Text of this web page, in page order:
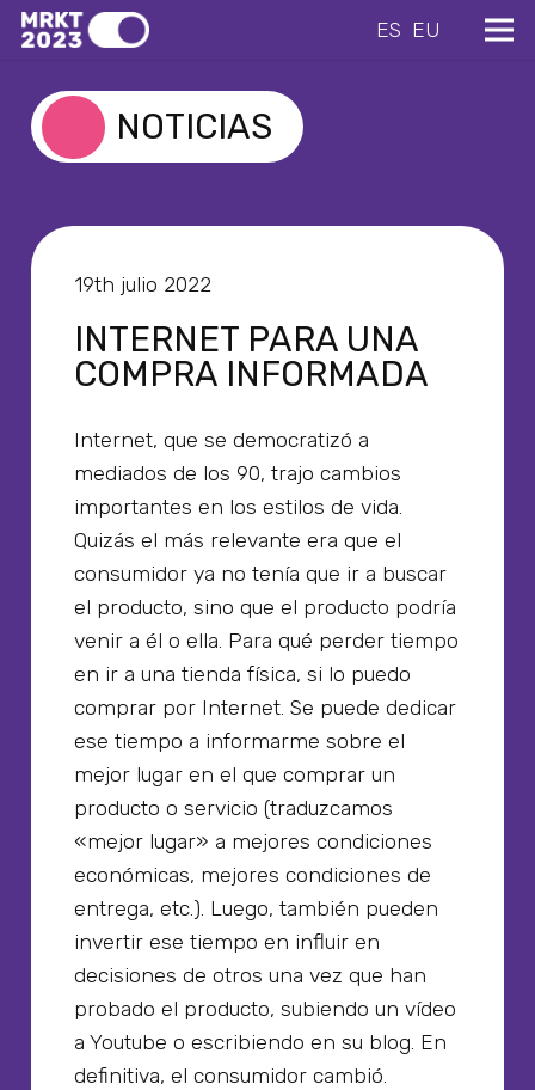
ES EU
NOTICIAS
19th julio 2022
INTERNET PARA UNA
COMPRA INFORMADA
Internet, que se democratizó a
mediados de los 90, trajo cambios
importantes en los estilos de vida.
Quizás el más relevante era que el
consumidor ya no tenía que ir a buscar
el producto, sino que el producto podría
venir a él o ella. Para qué perder tiempo
en ir a una tienda física, si lo puedo
comprar por Internet. Se puede dedicar
ese tiempo a informarme sobre el
mejor lugar en el que comprar un
producto o servicio (traduzcamos
«mejor lugar» a mejores condiciones
económicas, mejores condiciones de
entrega, etc.). Luego, también pueden
invertir ese tiempo en influir en
decisiones de otros una vez que han
probado el producto, subiendo un vídeo
a Youtube o escribiendo en su blog. En
definitiva, el consumidor cambió.